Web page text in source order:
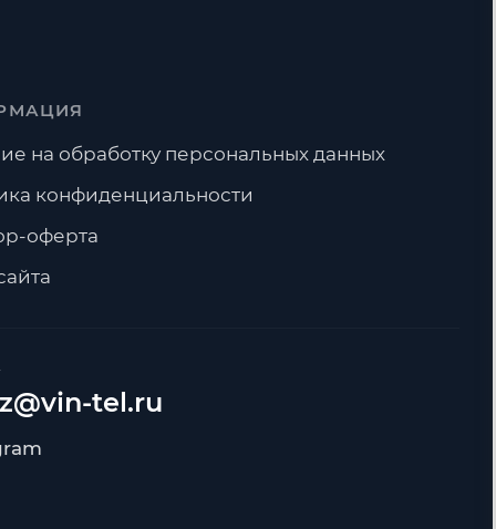
tel.ru
на обработку персональных данных
конфиденциальности
оферта